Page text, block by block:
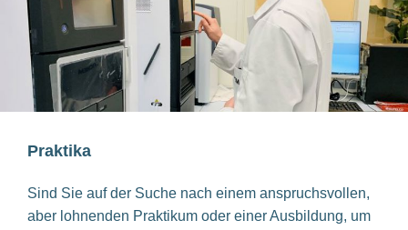
Praktika
Sind Sie auf der Suche nach einem anspruchsvollen,
aber lohnenden Praktikum oder einer Ausbildung, um